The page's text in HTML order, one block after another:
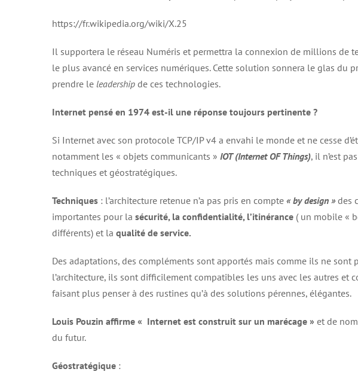
https://fr.wikipedia.org/wiki/X.25
Il supportera le réseau Numéris et permettra la connexion de millions de
le plus avancé en services numériques. Cette solution sonnera le glas du
prendre le leadership de ces technologies.
Internet pensé en 1974 est-il une réponse toujours pertinente ?
Si Internet avec son protocole TCP/IP v4 a envahi le monde et ne cesse
notamment les « objets communicants » IOT (Internet OF Things), il n’est
techniques et géostratégiques.
Techniques : l’architecture retenue n’a pas pris en compte « by design »des
importantes pour la sécurité, la confidentialité, l’itinérance ( un mobile «
différents) et la qualité de service.
Des adaptations, des compléments sont apportés mais comme ils ne sont
l’architecture, ils sont difficilement compatibles les uns avec les autres
faisant plus penser à des rustines qu’à des solutions pérennes, élégantes.
Louis Pouzin affirme « Internet est construit sur un marécage » et de
du futur.
Géostratégique :